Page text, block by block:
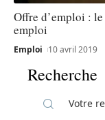
Offre d’emploi :
emploi
Emploi 10 avril 2019
Recherche